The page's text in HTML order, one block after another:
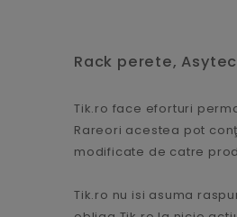
Rack perete,
Tik.ro face eforturi
Rareori acestea pot
modificate de catre
Tik.ro nu isi asuma